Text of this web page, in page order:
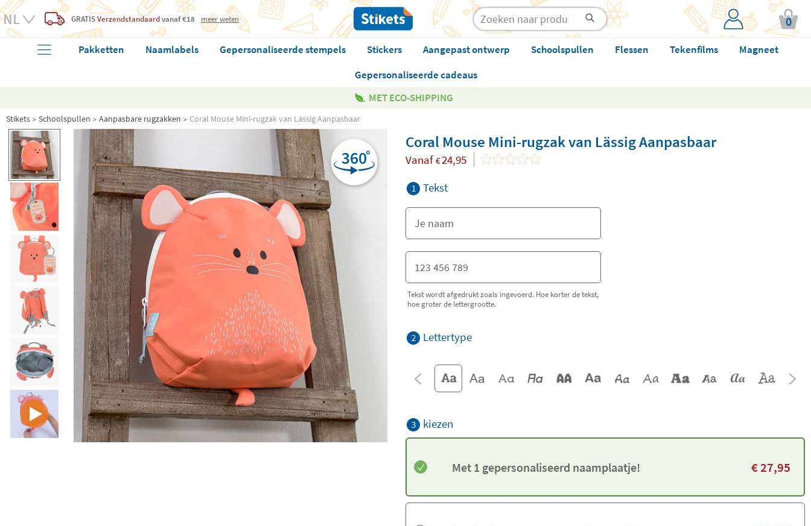
GRATISVerzendstandaardvanaf €18 meer weten 0
Pakketten Naamlabels Gepersonaliseerde stempels Stickers Aangepast ontwerp Schoolspullen Flessen Tekenfilms
Magneet
Gepersonaliseerde cadeaus
MET ECO-SHIPPING
Stikets Schoolspullen Aanpasbare rugzakken Coral Mouse Mini-rugzak van Lässig Aanpasbaar
Coral Mouse Mini-rugzak van Lässig Aanpasbaar
Vanaf €24,95
1 Tekst
Tekst wordt afgedrukt zoals ingevoerd. Hoe korter de tekst,
hoe groter de lettergrootte.
2 Lettertype
3 kiezen
Met 1 gepersonaliseerd naamplaatje! €27,95